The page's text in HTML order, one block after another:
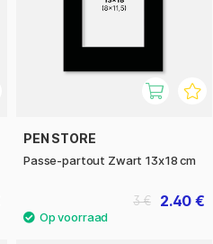
PEN STORE
Passe-partout Zwart 13x18 cm
2.40 €
3 €